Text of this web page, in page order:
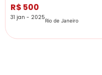
R$ 500
31 jan - 2025Rio de Janeiro